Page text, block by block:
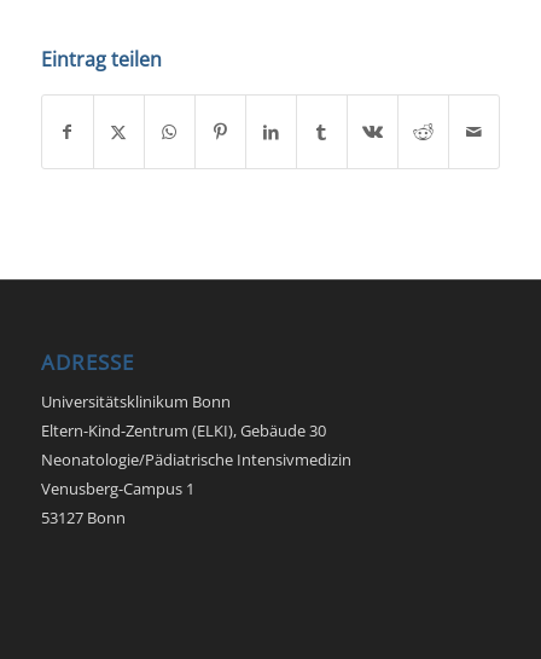
Eintrag teilen
ADRESSE
Universitätsklinikum Bonn
Eltern-Kind-Zentrum (ELKI), Gebäude 30
Neonatologie/Pädiatrische Intensivmedizin
Venusberg-Campus 1
53127 Bonn